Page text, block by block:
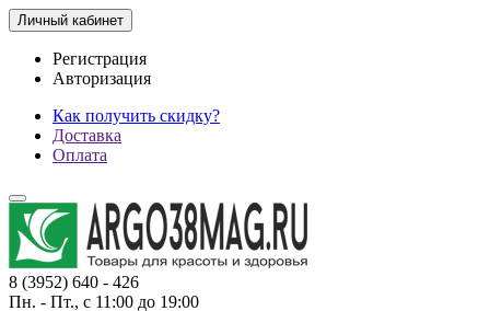
Личный кабинет
Регистрация
Авторизация
Как получить скидку?
Доставка
Оплата
8 (3952) 640 - 426
Пн. - Пт., с 11:00 до 19:00